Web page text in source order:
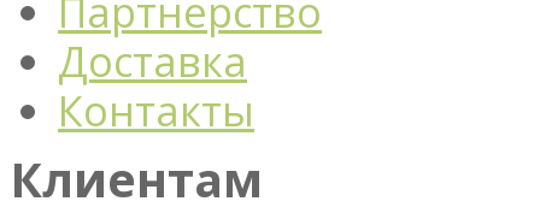
Партнерство
Доставка
Контакты
Клиентам